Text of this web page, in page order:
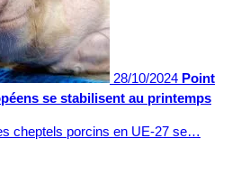
28/10/2024 Point
se stabilisent au printemps
cheptels porcins en UE-27 se…